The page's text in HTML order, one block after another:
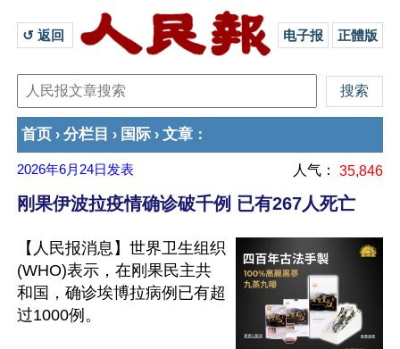
↺ 返回 电子报 正體版
首页 › 分栏目 › 国际 › 文章 ：
2026年6月24日 发表 人气： 35,846
刚果伊波拉疫情确诊破千例 已有267人死亡
【人民报消息】世界卫生组织
(WHO)表示，在刚果民主共
和国，确诊埃博拉病例已有超
过1000例。